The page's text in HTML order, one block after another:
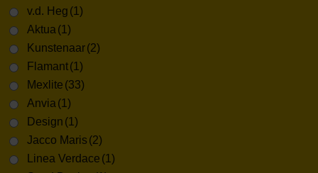
v.d. Heg (1)
Aktua (1)
Kunstenaar(2)
Flamant(1)
Mexlite (33)
Anvia (1)
Design (1)
Jacco Maris (2)
Linea Verdace (1)